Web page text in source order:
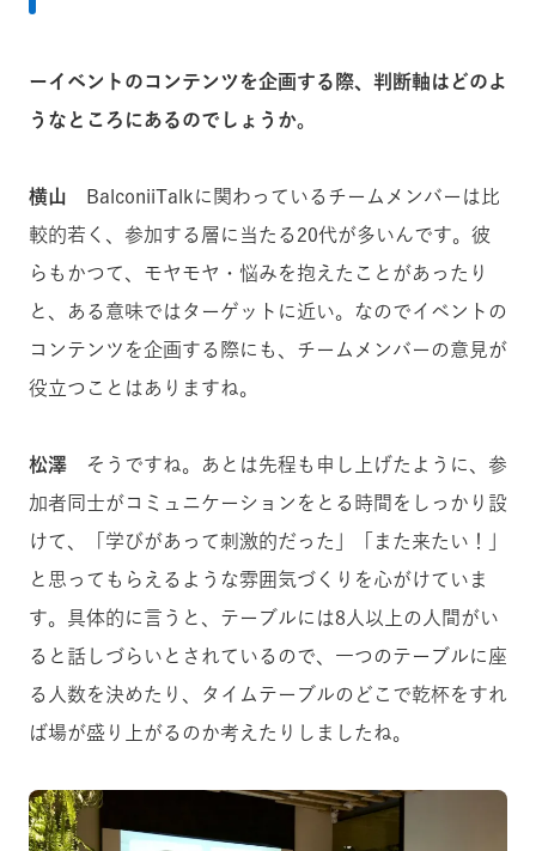
ーイベントのコンテンツを企画する際、判断軸はどのよ
うなところにあるのでしょうか。
横山 BalconiiTalkに関わっているチームメンバーは比
較的若く、参加する層に当たる20代が多いんです。彼
らもかつて、モヤモヤ・悩みを抱えたことがあったり
と、ある意味ではターゲットに近い。なのでイベントの
コンテンツを企画する際にも、チームメンバーの意見が
役立つことはありますね。
松澤 そうですね。あとは先程も申し上げたように、参
加者同士がコミュニケーションをとる時間をしっかり設
けて、「学びがあって刺激的だった」「また来たい！」
と思ってもらえるような雰囲気づくりを心がけていま
す。具体的に言うと、テーブルには8人以上の人間がい
ると話しづらいとされているので、一つのテーブルに座
る人数を決めたり、タイムテーブルのどこで乾杯をすれ
ば場が盛り上がるのか考えたりしましたね。